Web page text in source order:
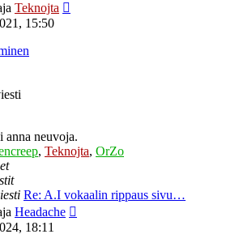
Teknojta
15:50
anna neuvoja.
, Teknojta, OrZo
Re: A.I vokaalin rippaus sivu…
Headache
18:11